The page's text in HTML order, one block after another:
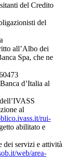
del Credito
del
all’Albo dei
Spa, che ne
d’Italia al
al
rui-
abilitato e
dei servizi e attività
web/area-